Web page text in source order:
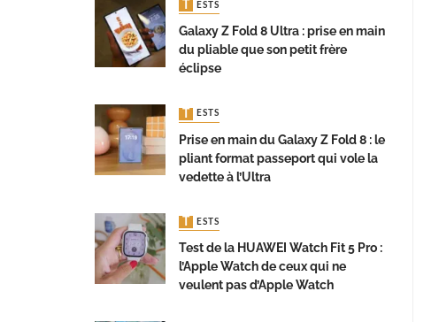
TESTS
Galaxy Z Fold 8 Ultra : prise en main
du pliable que son petit frère
éclipse
TESTS
Prise en main du Galaxy Z Fold 8 : le
pliant format passeport qui vole la
vedette à l’Ultra
TESTS
Test de la HUAWEI Watch Fit 5 Pro :
l’Apple Watch de ceux qui ne
veulent pas d’Apple Watch